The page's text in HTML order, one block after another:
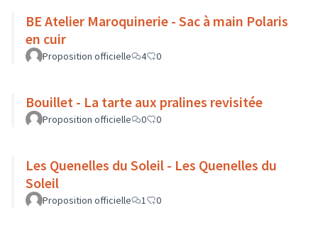
BE Atelier Maroquinerie - Sac à main Polaris
en cuir
Proposition officielle 4 0
Bouillet - La tarte aux pralines revisitée
Proposition officielle 0 0
Les Quenelles du Soleil - Les Quenelles du
Soleil
Proposition officielle 1 0